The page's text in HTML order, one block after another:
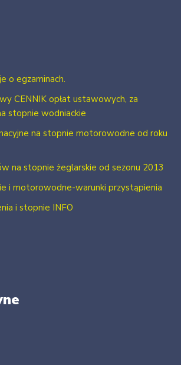
o egzaminach.
CENNIK opłat ustawowych, za
stopnie wodniackie
na stopnie motorowodne od roku
na stopnie żeglarskie od sezonu 2013
i motorowodne-warunki przystąpienia
i stopnie INFO